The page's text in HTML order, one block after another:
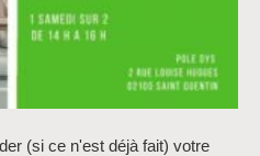
(si ce n'est déjà fait) votre